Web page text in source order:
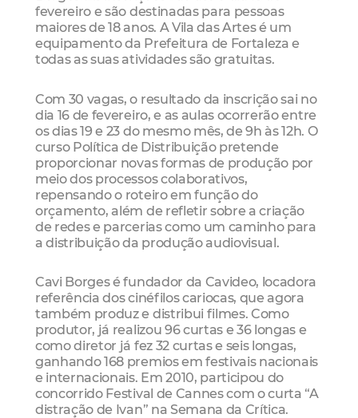
fevereiro e são destinadas para pessoas
maiores de 18 anos. A Vila das Artes é um
equipamento da Prefeitura de Fortaleza e
todas as suas atividades são gratuitas.
Com 30 vagas, o resultado da inscrição sai no
dia 16 de fevereiro, e as aulas ocorrerão entre
os dias 19 e 23 do mesmo mês, de 9h às 12h. O
curso Política de Distribuição pretende
proporcionar novas formas de produção por
meio dos processos colaborativos,
repensando o roteiro em função do
orçamento, além de refletir sobre a criação
de redes e parcerias como um caminho para
a distribuição da produção audiovisual.
Cavi Borges é fundador da Cavideo, locadora
referência dos cinéfilos cariocas, que agora
também produz e distribui filmes. Como
produtor, já realizou 96 curtas e 36 longas e
como diretor já fez 32 curtas e seis longas,
ganhando 168 premios em festivais nacionais
e internacionais. Em 2010, participou do
concorrido Festival de Cannes com o curta “A
distração de Ivan” na Semana da Crítica.